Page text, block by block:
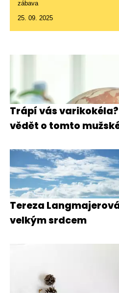
zábava
25. 09. 2025
Trápí vás
vědět o tomto
Tereza
velkým srdcem